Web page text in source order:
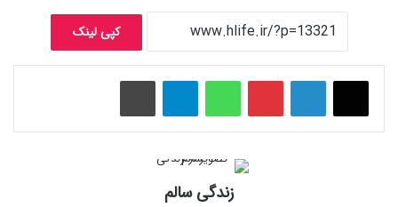
کپی لینک
پینتریستواتس آپ تلگرام چاپ
زندگی سالم